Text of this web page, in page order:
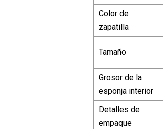
Color de
zapatilla
Tamaño
Grosor de la
esponja interior
Detalles de
empaque